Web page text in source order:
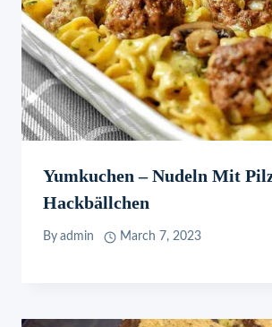
Yumkuchen – Nudeln Mit
Hackbällchen
By admin March 7, 2023